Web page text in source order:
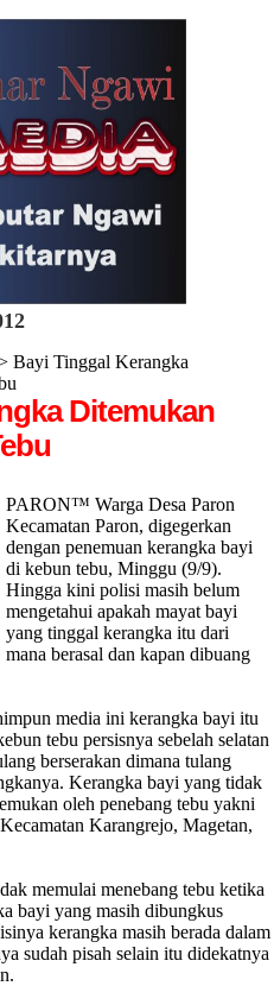
Bayi Tinggal Kerangka
Ditemukan
PARON™ Warga Desa Paron
Kecamatan Paron, digegerkan
dengan penemuan kerangka bayi
di kebun tebu, Minggu (9/9).
Hingga kini polisi masih belum
mengetahui apakah mayat bayi
yang tinggal kerangka itu dari
mana berasal dan kapan dibuang
media ini kerangka bayi itu
tebu persisnya sebelah selatan
berserakan dimana tulang
Kerangka bayi yang tidak
oleh penebang tebu yakni
Karangrejo, Magetan,
memulai menebang tebu ketika
bayi yang masih dibungkus
kerangka masih berada dalam
sudah pisah selain itu didekatnya